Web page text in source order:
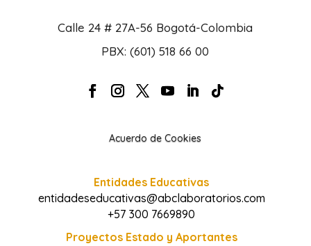
Calle 24 # 27A-56 Bogotá-Colombia
PBX: (601) 518 66 00
Acuerdo de Cookies
Entidades Educativas
entidadeseducativas@abclaboratorios.com
+57 300 7669890
Proyectos Estado y Aportantes